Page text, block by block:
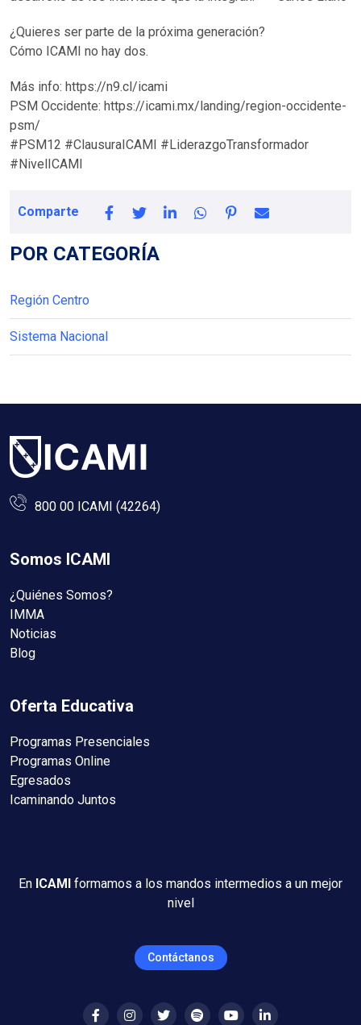
¿Quieres ser parte de la próxima generación?
Cómo ICAMI no hay dos.
Más info: https://n9.cl/icami
PSM Occidente: https://icami.mx/landing/region-occidente-
psm/
#PSM12 #ClausuraICAMI #LiderazgoTransformador
#NivelICAMI
Comparte
POR CATEGORÍA
Región Centro
Sistema Nacional
800 00 ICAMI (42264)
Somos ICAMI
¿Quiénes Somos?
IMMA
Noticias
Blog
Oferta Educativa
Programas Presenciales
Programas Online
Egresados
Icaminando Juntos
En ICAMI formamos a los mandos intermedios a un mejor
nivel
Contáctanos